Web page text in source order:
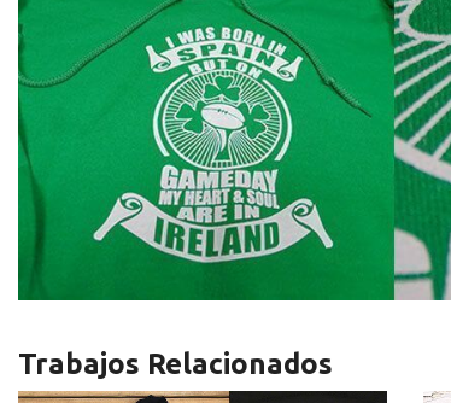
Trabajos Relacionados